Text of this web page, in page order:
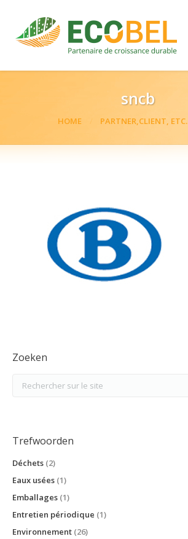
HOME
REFERENTIES
ACTUALITEIT
JOBS
CONTACT
sncb
You are here:HOME PARTNER,CLIENT, ETC.
Zoeken
Trefwoorden
Déchets (2)
Eaux usées (1)
Emballages (1)
Entretien périodique (1)
Environnement (26)